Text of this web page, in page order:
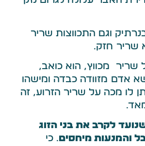
וגם התכווצות שריר
שריר חזק.
שריר מכווץ, הוא כואב,
אדם מזוודה כבדה ומישהו
לו מכה על שריר הזרוע, זה
לקרב את בני הזוג
והמנעות מיחסים. כי